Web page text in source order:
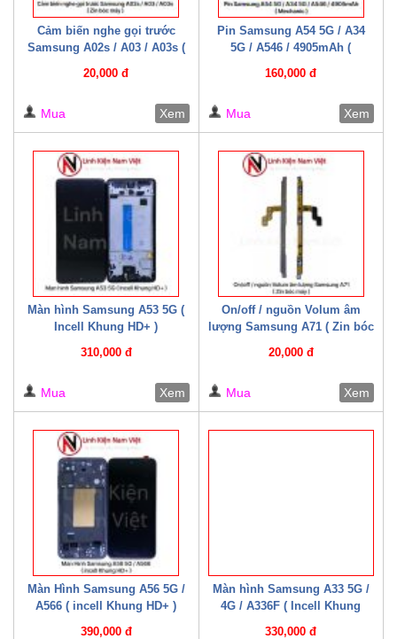
Cảm biến nghe gọi trước
Samsung A02s / A03 / A03s (
20,000 đ
Mua Xem
Pin Samsung A54 5G / A34
5G / A546 / 4905mAh (
160,000 đ
Mua Xem
Màn hình Samsung A53 5G (
Incell Khung HD+ )
310,000 đ
Mua Xem
On/off / nguồn Volum âm
lượng Samsung A71 ( Zin bóc
20,000 đ
Mua Xem
Màn Hình Samsung A56 5G /
A566 ( incell Khung HD+ )
390,000 đ
Màn hình Samsung A33 5G /
4G / A336F ( Incell Khung
330,000 đ